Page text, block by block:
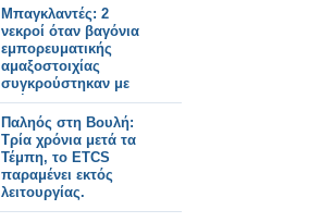
Μπαγκλαντές: 2
νεκροί όταν βαγόνια
εμπορευματικής
αμαξοστοιχίας
συγκρούστηκαν με
οχήματα.
Παληός στη Βουλή:
Τρία χρόνια μετά τα
Τέμπη, το ETCS
παραμένει εκτός
λειτουργίας.